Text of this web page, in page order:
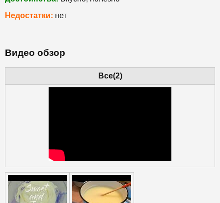
Недостатки: нет
Видео обзор
Все(2)